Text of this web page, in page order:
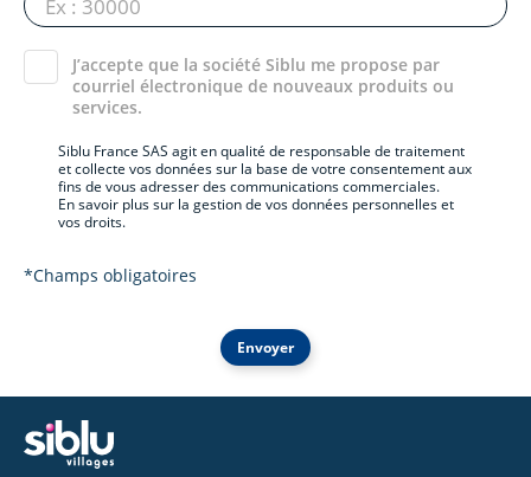
J’accepte que la société Siblu me propose par
courriel électronique de nouveaux produits ou
services.
Siblu France SAS agit en qualité de responsable de traitement
et collecte vos données sur la base de votre consentement aux
fins de vous adresser des communications commerciales.
En savoir plus sur la gestion de vos données personnelles et
vos droits.
*Champs obligatoires
Envoyer